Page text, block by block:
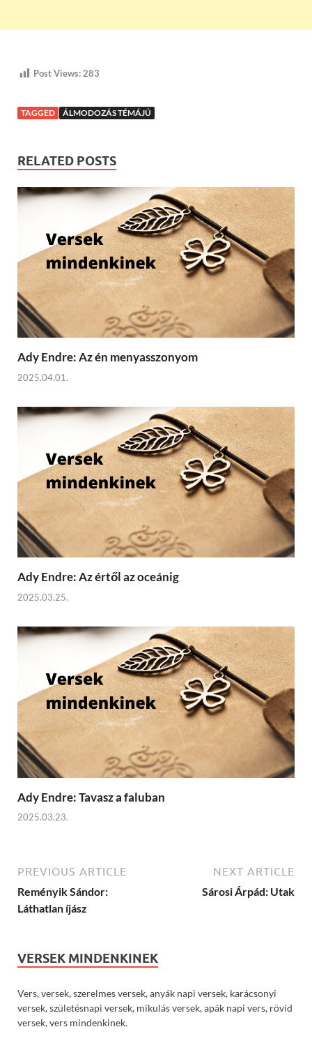
Post Views: 283
TAGGED ÁLMODOZÁS TÉMÁJÚ
RELATED POSTS
Ady Endre: Az én menyasszonyom
2025.04.01.
Ady Endre: Az értől az oceánig
2025.03.25.
Ady Endre: Tavasz a faluban
2025.03.23.
PREVIOUS ARTICLE
Reményik Sándor:
Láthatlan íjász
NEXT ARTICLE
Sárosi Árpád: Utak
VERSEK MINDENKINEK
Vers, versek, szerelmes versek, anyák napi versek, karácsonyi
versek, születésnapi versek, mikulás versek, apák napi vers, rövid
versek, vers mindenkinek.